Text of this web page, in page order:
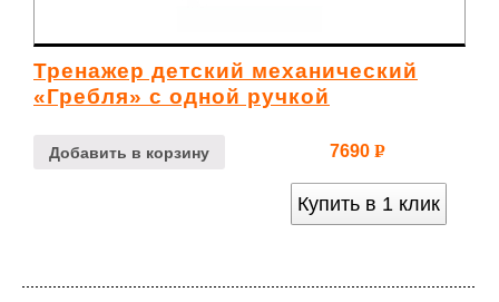
Тренажер детский механический
«Гребля» с одной ручкой
Добавить в корзину 7690 Р
Купить в 1 клик